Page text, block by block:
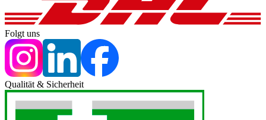
Folgt uns
Qualität & Sicherheit